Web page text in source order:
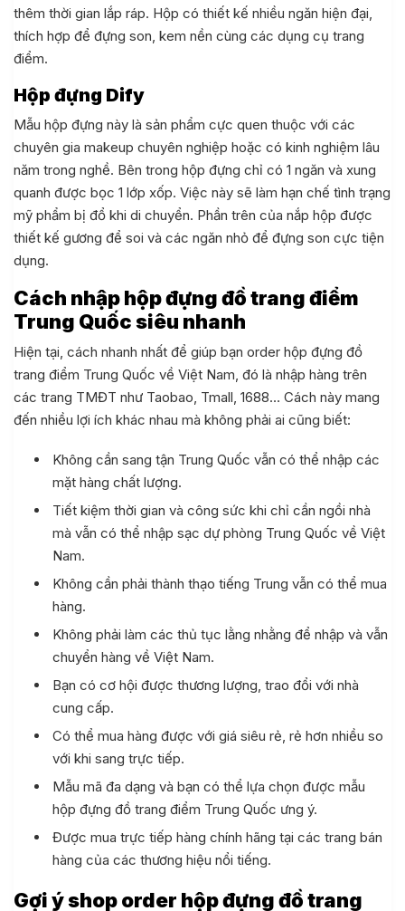
thêm thời gian lắp ráp. Hộp có thiết kế nhiều ngăn hiện đại,
thích hợp để đựng son, kem nền cùng các dụng cụ trang
điểm.
Hộp đựng Dify
Mẫu hộp đựng này là sản phẩm cực quen thuộc với các
chuyên gia makeup chuyên nghiệp hoặc có kinh nghiệm lâu
năm trong nghề. Bên trong hộp đựng chỉ có 1 ngăn và xung
quanh được bọc 1 lớp xốp. Việc này sẽ làm hạn chế tình trạng
mỹ phẩm bị đổ khi di chuyển. Phần trên của nắp hộp được
thiết kế gương để soi và các ngăn nhỏ để đựng son cực tiện
dụng.
Cách nhập hộp đựng đồ trang điểm
Trung Quốc siêu nhanh
Hiện tại, cách nhanh nhất để giúp bạn order hộp đựng đồ
trang điểm Trung Quốc về Việt Nam, đó là nhập hàng trên
các trang TMĐT như Taobao, Tmall, 1688… Cách này mang
đến nhiều lợi ích khác nhau mà không phải ai cũng biết:
Không cần sang tận Trung Quốc vẫn có thể nhập các
mặt hàng chất lượng.
Tiết kiệm thời gian và công sức khi chỉ cần ngồi nhà
mà vẫn có thể nhập sạc dự phòng Trung Quốc về Việt
Nam.
Không cần phải thành thạo tiếng Trung vẫn có thể mua
hàng.
Không phải làm các thủ tục lằng nhằng để nhập và vẫn
chuyển hàng về Việt Nam.
Bạn có cơ hội được thương lượng, trao đổi với nhà
cung cấp.
Có thể mua hàng được với giá siêu rẻ, rẻ hơn nhiều so
với khi sang trực tiếp.
Mẫu mã đa dạng và bạn có thể lựa chọn được mẫu
hộp đựng đồ trang điểm Trung Quốc ưng ý.
Được mua trực tiếp hàng chính hãng tại các trang bán
hàng của các thương hiệu nổi tiếng.
Gợi ý shop order hộp đựng đồ trang